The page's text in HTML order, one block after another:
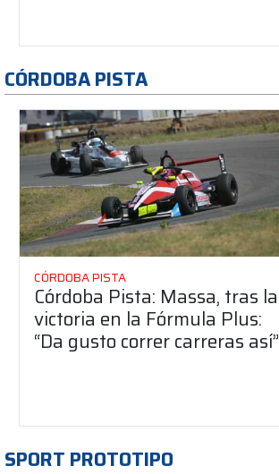
CÓRDOBA PISTA
CÓRDOBA PISTA
Córdoba Pista: Massa, tras la
victoria en la Fórmula Plus:
“Da gusto correr carreras así”
SPORT PROTOTIPO